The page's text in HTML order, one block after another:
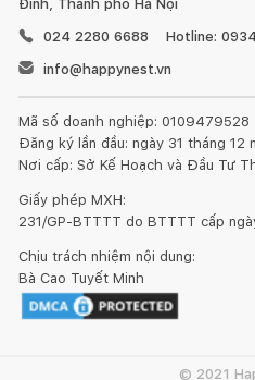
Khay nấu tiếp xúc với mâm
đều, làm nóng nhanh giúp thực
Thiết kế cao cấp, tiện dụng
Thân nồi lẩu Kangaroo KG5EGH
năng chịu nhiệt cao, không bám
cường lực, dễ dàng quan sát
Đình, Thành phố Hà Nội
024 2280 6688
Hotline:
info@happynest.vn
Mã số doanh nghiệp: 0109479528
Đăng ký lần đầu: ngày 31 tháng 12
Nơi cấp: Sở Kế Hoạch và Đầu Tư
Giấy phép MXH:
231/GP-BTTTT do BTTTT cấp
Chịu trách nhiệm nội dung:
Bà Cao Tuyết Minh
© 2021